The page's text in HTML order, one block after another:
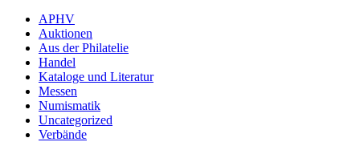
APHV
Auktionen
Aus der Philatelie
Handel
Kataloge und Literatur
Messen
Numismatik
Uncategorized
Verbände